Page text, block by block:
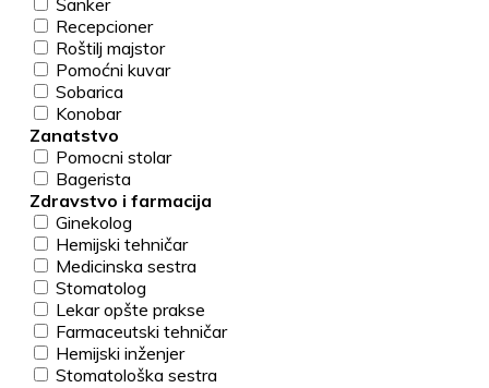
Šanker
Recepcioner
Roštilj majstor
Pomoćni kuvar
Sobarica
Konobar
Zanatstvo
Pomocni stolar
Bagerista
Zdravstvo i farmacija
Ginekolog
Hemijski tehničar
Medicinska sestra
Stomatolog
Lekar opšte prakse
Farmaceutski tehničar
Hemijski inženjer
Stomatološka sestra